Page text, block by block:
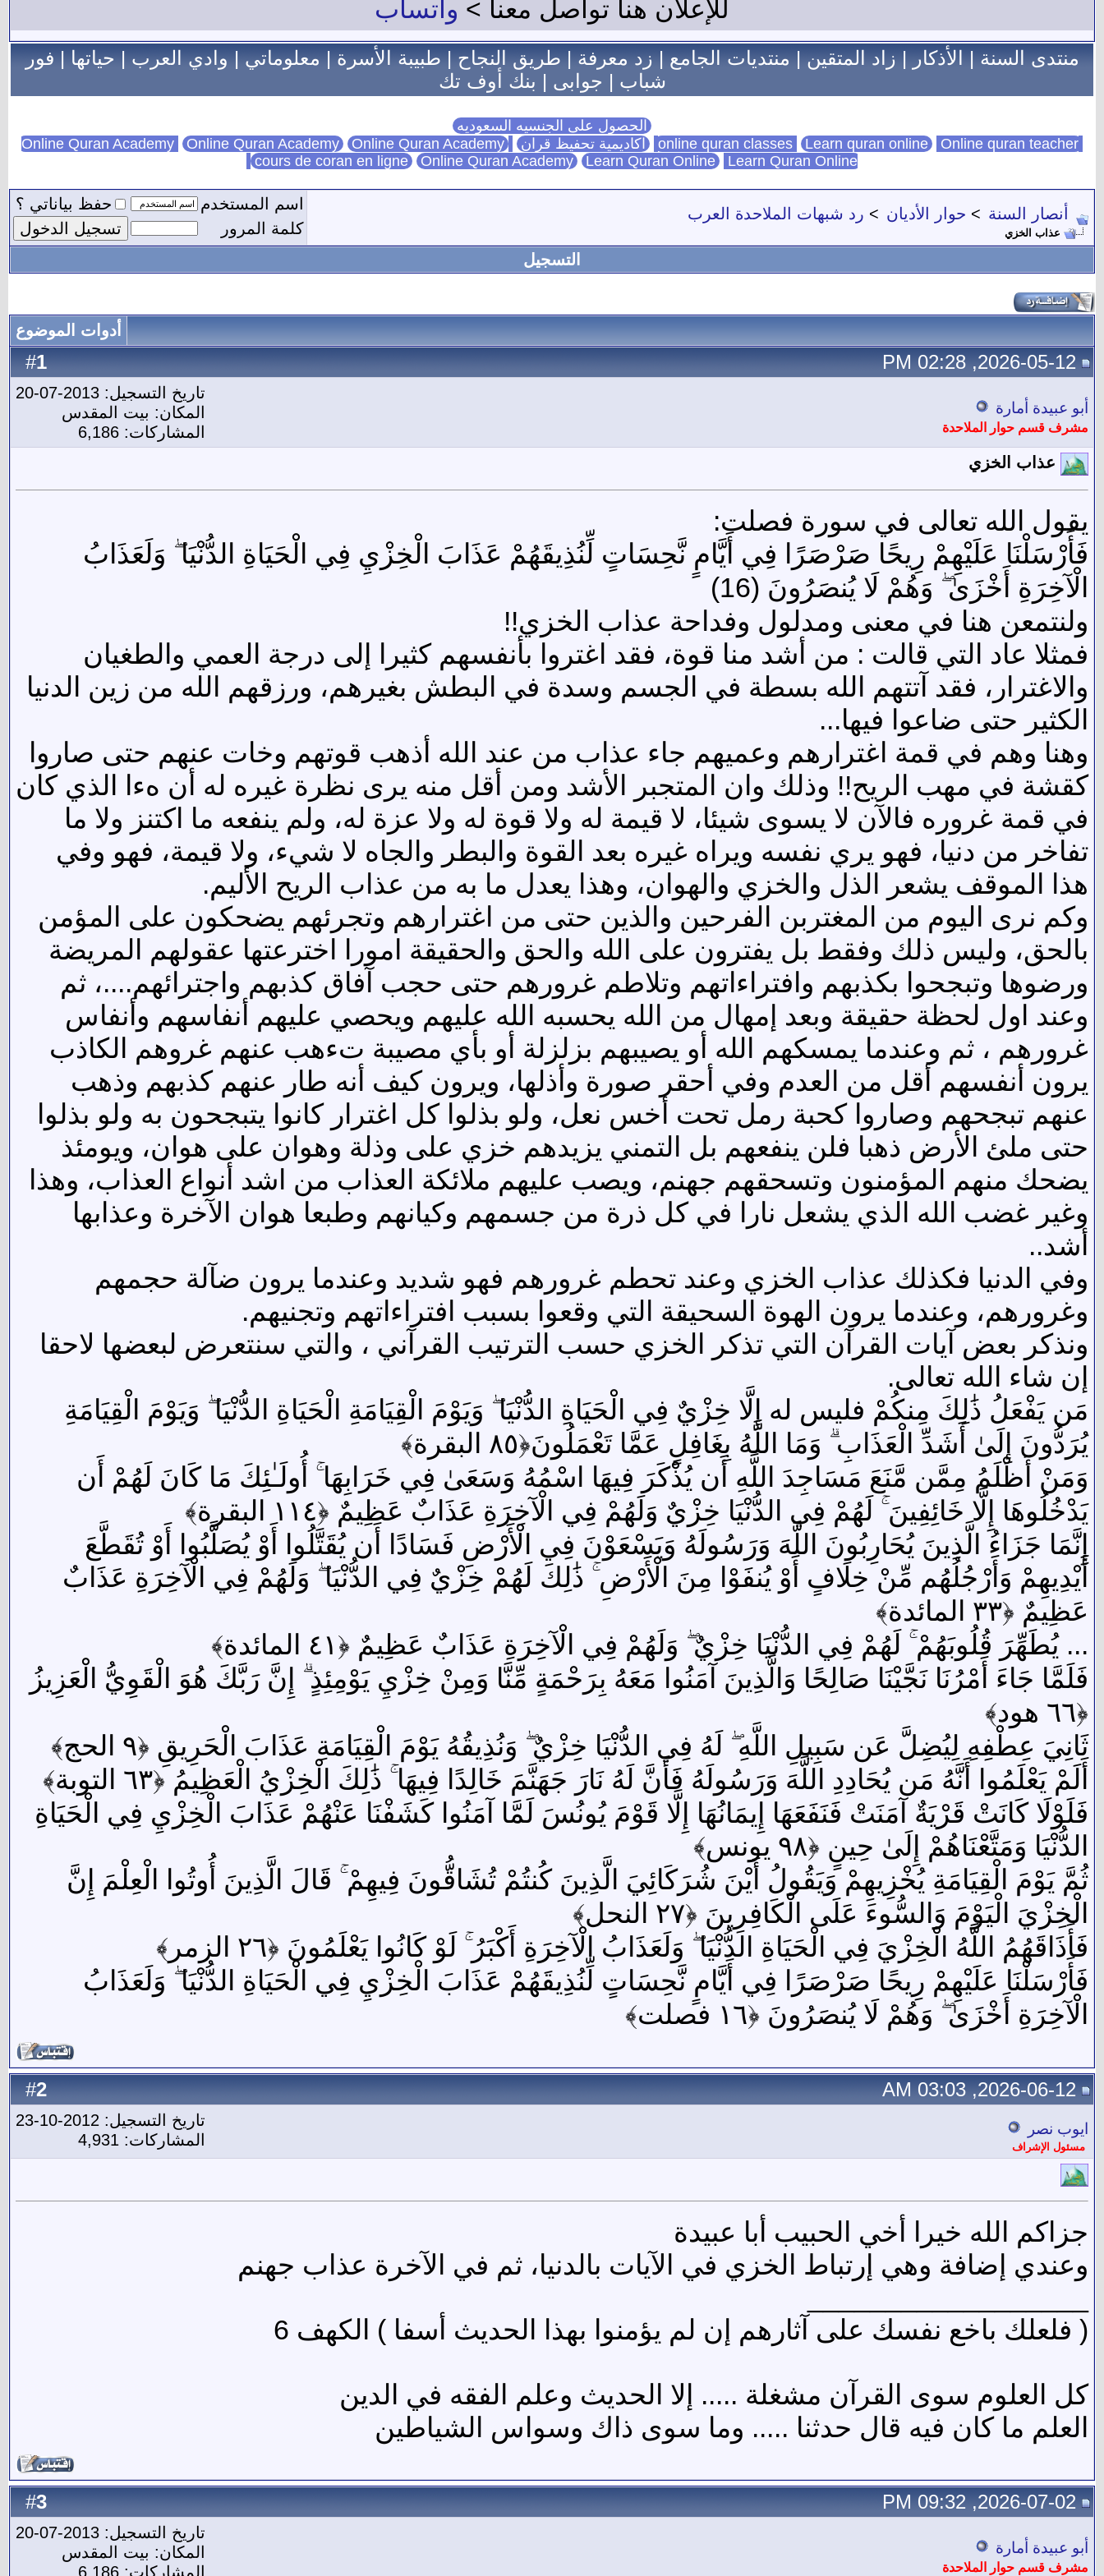
للإعلان هنا تواصل معنا > واتساب
منتدى السنة|الأذكار|زاد المتقين|منتديات الجامع|زد معرفة|طريق النجاح|طبيبة الأسرة|معلوماتي|وادي العرب|حياتها|فور
شباب | جوابى | بنك أوف تك
الحصول على الجنسيه السعوديه
Learn quran online Online quran teacher اكاديمية تحفيظ قران Online Quran Academy Online Quran Academy
cours de coran en ligne Online Quran Academy Learn Quran Online Learn Quran Online
أنصار السنة > حوار الأديان > رد شبهات الملاحدة العرب
عذاب الخزي
اسم المستخدم
حفظ بياناتي ؟
كلمة المرور
التسجيل
أدوات الموضوع
#
1 2026-05-12, 02:28 PM
أبو عبيدة أمارة
مشرف قسم حوار الملاحدة
تاريخ التسجيل: 2013-07-20
المكان: بيت المقدس
المشاركات: 6,186
عذاب الخزي
يقول الله تعالى في سورة فصلت:
فَأَرْسَلْنَا عَلَيْهِمْ رِيحًا صَرْصَرًا فِي أَيَّامٍ نَّحِسَاتٍ لِّنُذِيقَهُمْ عَذَابَ الْخِزْيِ فِي الْحَيَاةِ الدُّنْيَا ۖ وَلَعَذَابُ
الْآخِرَةِ أَخْزَىٰ ۖ وَهُمْ لَا يُنصَرُونَ (16)
ولنتمعن هنا في معنى ومدلول وفداحة عذاب الخزي!!
فمثلا عاد التي قالت : من أشد منا قوة، فقد اغتروا بأنفسهم كثيرا إلى درجة العمي والطغيان
والاغترار، فقد آتتهم الله بسطة في الجسم وسدة في البطش بغيرهم، ورزقهم الله من زين الدنيا
الكثير حتى ضاعوا فيها...
وهنا وهم في قمة اغترارهم وعميهم جاء عذاب من عند الله أذهب قوتهم وخات عنهم حتى صاروا
كقشة في مهب الريح!! وذلك وان المتجبر الأشد ومن أقل منه يرى نظرة غيره له أن هءا الذي كان
في قمة غروره فالآن لا يسوى شيئا، لا قيمة له ولا قوة له ولا عزة له، ولم ينفعه ما اكتنز ولا ما
تفاخر من دنيا، فهو يري نفسه ويراه غيره بعد القوة والبطر والجاه لا شيء، ولا قيمة، فهو وفي
هذا الموقف يشعر الذل والخزي والهوان، وهذا يعدل ما به من عذاب الريح الأليم.
وكم نرى اليوم من المغتربن الفرحين والذين حتى من اغترارهم وتجرئهم يضحكون على المؤمن
بالحق، وليس ذلك وفقط بل يفترون على الله والحق والحقيقة امورا اخترعتها عقولهم المريضة
ورضوها وتبجحوا بكذبهم وافتراءاتهم وتلاطم غرورهم حتى حجب آفاق كذبهم واجترائهم....، ثم
وعند اول لحظة حقيقة وبعد إمهال من الله يحسبه الله عليهم ويحصي عليهم أنفاسهم وأنفاس
غرورهم ، ثم وعندما يمسكهم الله أو يصيبهم بزلزلة أو بأي مصيبة تءهب عنهم غروهم الكاذب
يرون أنفسهم أقل من العدم وفي أحقر صورة وأذلها، ويرون كيف أنه طار عنهم كذبهم وذهب
عنهم تبجحهم وصاروا كحبة رمل تحت أخس نعل، ولو بذلوا كل اغترار كانوا يتبجحون به ولو بذلوا
حتى ملئ الأرض ذهبا فلن ينفعهم بل التمني يزيدهم خزي على وذلة وهوان على هوان، ويومئذ
يضحك منهم المؤمنون وتسحقهم جهنم، ويصب عليهم ملائكة العذاب من اشد أنواع العذاب، وهذا
وغير غضب الله الذي يشعل نارا في كل ذرة من جسمهم وكيانهم وطبعا هوان الآخرة وعذابها
أشد..
وفي الدنيا فكذلك عذاب الخزي وعند تحطم غرورهم فهو شديد وعندما يرون ضآلة حجمهم
وغرورهم، وعندما يرون الهوة السحيقة التي وقعوا بسبب افتراءاتهم وتجنيهم.
ونذكر بعض آيات القرآن التي تذكر الخزي حسب الترتيب القرآني ، والتي سنتعرض لبعضها لاحقا
إن شاء الله تعالى.
مَن يَفْعَلُ ذَٰلِكَ مِنكُمْ فليس له إِلَّا خِزْيٌ فِي الْحَيَاةِ الدُّنْيَا ۖ وَيَوْمَ الْقِيَامَةِ الْحَيَاةِ الدُّنْيَا ۖ وَيَوْمَ الْقِيَامَةِ
يُرَدُّونَ إِلَىٰ أَشَدِّ الْعَذَابِ ۗ وَمَا اللَّهُ بِغَافِلٍ عَمَّا تَعْمَلُونَ﴿٨٥ البقرة﴾
وَمَنْ أَظْلَمُ مِمَّن مَّنَعَ مَسَاجِدَ اللَّهِ أَن يُذْكَرَ فِيهَا اسْمُهُ وَسَعَىٰ فِي خَرَابِهَا ۚ أُولَـٰئِكَ مَا كَانَ لَهُمْ أَن
يَدْخُلُوهَا إِلَّا خَائِفِينَ ۚ لَهُمْ فِي الدُّنْيَا خِزْيٌ وَلَهُمْ فِي الْآخِرَةِ عَذَابٌ عَظِيمٌ ﴿١١٤ البقرة﴾
إِنَّمَا جَزَاءُ الَّذِينَ يُحَارِبُونَ اللَّهَ وَرَسُولَهُ وَيَسْعَوْنَ فِي الْأَرْضِ فَسَادًا أَن يُقَتَّلُوا أَوْ يُصَلَّبُوا أَوْ تُقَطَّعَ
أَيْدِيهِمْ وَأَرْجُلُهُم مِّنْ خِلَافٍ أَوْ يُنفَوْا مِنَ الْأَرْضِ ۚ ذَٰلِكَ لَهُمْ خِزْيٌ فِي الدُّنْيَا ۖ وَلَهُمْ فِي الْآخِرَةِ عَذَابٌ
عَظِيمٌ ﴿٣٣ المائدة﴾
... يُطَهِّرَ قُلُوبَهُمْ ۚ لَهُمْ فِي الدُّنْيَا خِزْيٌ ۖ وَلَهُمْ فِي الْآخِرَةِ عَذَابٌ عَظِيمٌ ﴿٤١ المائدة﴾
فَلَمَّا جَاءَ أَمْرُنَا نَجَّيْنَا صَالِحًا وَالَّذِينَ آمَنُوا مَعَهُ بِرَحْمَةٍ مِّنَّا وَمِنْ خِزْيِ يَوْمِئِذٍ ۗ إِنَّ رَبَّكَ هُوَ الْقَوِيُّ الْعَزِيزُ
﴿٦٦ هود﴾
ثَانِيَ عِطْفِهِ لِيُضِلَّ عَن سَبِيلِ اللَّهِ ۖ لَهُ فِي الدُّنْيَا خِزْيٌ ۖ وَنُذِيقُهُ يَوْمَ الْقِيَامَةِ عَذَابَ الْحَرِيقِ ﴿٩ الحج﴾
أَلَمْ يَعْلَمُوا أَنَّهُ مَن يُحَادِدِ اللَّهَ وَرَسُولَهُ فَأَنَّ لَهُ نَارَ جَهَنَّمَ خَالِدًا فِيهَا ۚ ذَٰلِكَ الْخِزْيُ الْعَظِيمُ ﴿٦٣ التوبة﴾
فَلَوْلَا كَانَتْ قَرْيَةٌ آمَنَتْ فَنَفَعَهَا إِيمَانُهَا إِلَّا قَوْمَ يُونُسَ لَمَّا آمَنُوا كَشَفْنَا عَنْهُمْ عَذَابَ الْخِزْيِ فِي الْحَيَاةِ
الدُّنْيَا وَمَتَّعْنَاهُمْ إِلَىٰ حِينٍ ﴿٩٨ يونس﴾
ثُمَّ يَوْمَ الْقِيَامَةِ يُخْزِيهِمْ وَيَقُولُ أَيْنَ شُرَكَائِيَ الَّذِينَ كُنتُمْ تُشَاقُّونَ فِيهِمْ ۚ قَالَ الَّذِينَ أُوتُوا الْعِلْمَ إِنَّ
الْخِزْيَ الْيَوْمَ وَالسُّوءَ عَلَى الْكَافِرِينَ ﴿٢٧ النحل﴾
فَأَذَاقَهُمُ اللَّهُ الْخِزْيَ فِي الْحَيَاةِ الدُّنْيَا ۖ وَلَعَذَابُ الْآخِرَةِ أَكْبَرُ ۚ لَوْ كَانُوا يَعْلَمُونَ ﴿٢٦ الزمر﴾
فَأَرْسَلْنَا عَلَيْهِمْ رِيحًا صَرْصَرًا فِي أَيَّامٍ نَّحِسَاتٍ لِّنُذِيقَهُمْ عَذَابَ الْخِزْيِ فِي الْحَيَاةِ الدُّنْيَا ۖ وَلَعَذَابُ
الْآخِرَةِ أَخْزَىٰ ۖ وَهُمْ لَا يُنصَرُونَ ﴿١٦ فصلت﴾
#
2 2026-06-12, 03:03 AM
ايوب نصر
مسئول الإشراف
تاريخ التسجيل: 2012-10-23
المشاركات: 4,931
جزاكم الله خيرا أخي الحبيب أبا عبيدة
وعندي إضافة وهي إرتباط الخزي في الآيات بالدنيا، ثم في الآخرة عذاب جهنم
( فلعلك باخع نفسك على آثارهم إن لم يؤمنوا بهذا الحديث أسفا ) الكهف 6
كل العلوم سوى القرآن مشغلة ..... إلا الحديث وعلم الفقه في الدين
العلم ما كان فيه قال حدثنا ..... وما سوى ذاك وسواس الشياطين
#
3 2026-07-02, 09:32 PM
أبو عبيدة أمارة
مشرف قسم حوار الملاحدة
تاريخ التسجيل: 2013-07-20
المكان: بيت المقدس
المشاركات: 6,186